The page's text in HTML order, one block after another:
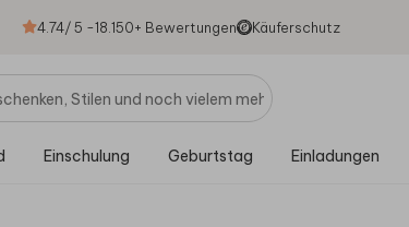
4.74/ 5 -18.150+ Bewertungen Käuferschutz
Einschulung Geburtstag Einladungen